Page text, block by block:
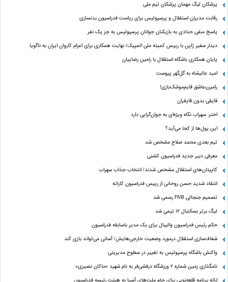
پزشکان لیگ مهمان پزشکان تیم ملی
رقابت مدیران استقلال و پرسپولیس برای ریاست فدراسیون بدنسازی
پاسخ منفی حدادی به بازیکنان جوانان پرسپولیس به جز یک نفر
دیدار سفیر ژاپن با رییس کمیته ملی المپیک/ نهایت همکاری برای اعزام کاروان ایران به ناگویا
پایان همکاری باشگاه استقلال با رامین رضاییان
امید عالیشاه به گل‌گهر پیوست
رامین،عاشق قایم‌موشک‌بازی!
قایقی بدون قایقران
اختر: سهراب نگاه ویژه‌ای به جوان‌گرایی دارد
این پول‌ها از کجا می‌آید؟
تیم بعدی محمد صلاح مشخص شد
معرفی دبیر جدید فدراسیون کشتی
کاپیتان‌های استقلال مشخص شدند/ انتخاب جذاب سهراب
انتقاد شدید حسن روحانی از رییس فدراسیون کاراته
تصمیم جنجالی FIVB رسمی شد
لیگ برتر بسکتبال ۱۲ تیمی شد
حکم رئیس فدراسیون والیبال برای یک مدیر باسابقه فدراسیون
شفاف‌سازی استقلال درمورد وضعیت خارجی‌هایش/ آسانی می‌تواند بازی کند
واکنش باشگاه پرسپولیس به تغییر در سطوح مدیریتی
نامگذاری زمین شماره ۲ ورزشگاه درفشی‌فر به نام شهید «ماکان نصیری»
ارائه برنامه‌ قلعه‌نویی برای جام ملت‌های آسیا به هیئت رئیسه فدراسیون